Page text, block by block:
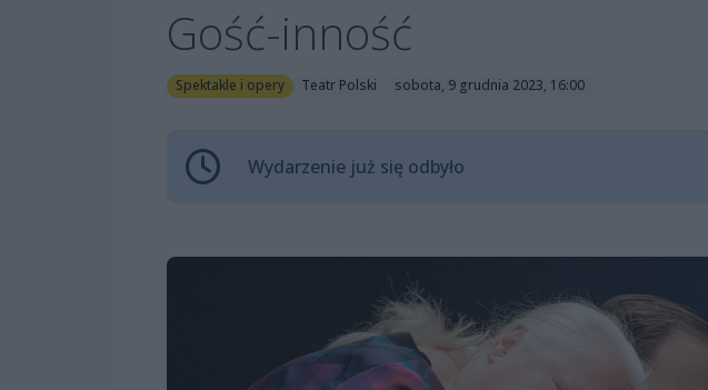
Gość-inność
Spektakle i opery Teatr Polski sobota, 9 grudnia 2023, 16:00
Wydarzenie już się odbyło